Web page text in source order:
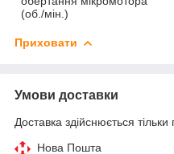
(об./мін.)
Приховати
Умови доставки
Доставка здійснюється тільки
Нова Пошта